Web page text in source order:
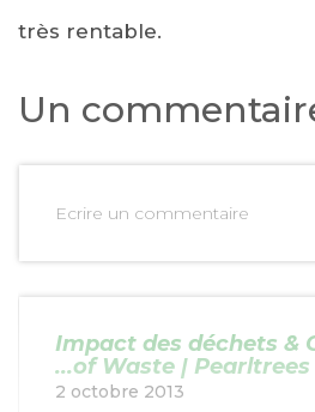
très rentable.
Un
Ecrire un commentaire
Impact des déchets &
...of Waste | Pearltrees
2 octobre 2013